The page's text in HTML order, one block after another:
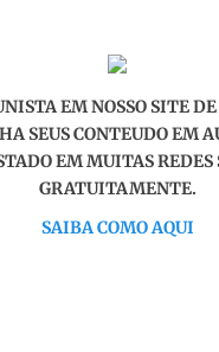
EM NOSSO SITE
SEUS CONTEUDO EM
EM MUITAS REDES
GRATUITAMENTE.
SAIBA COMO AQUI